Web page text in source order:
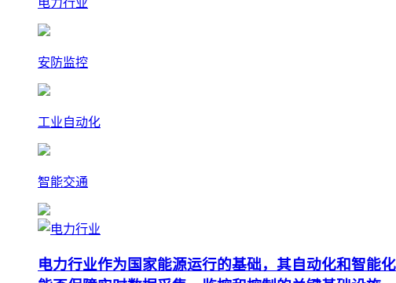
电力行业
安防监控
工业自动化
智能交通
电力行业作为国家能源运行的基础，其自动化和智能